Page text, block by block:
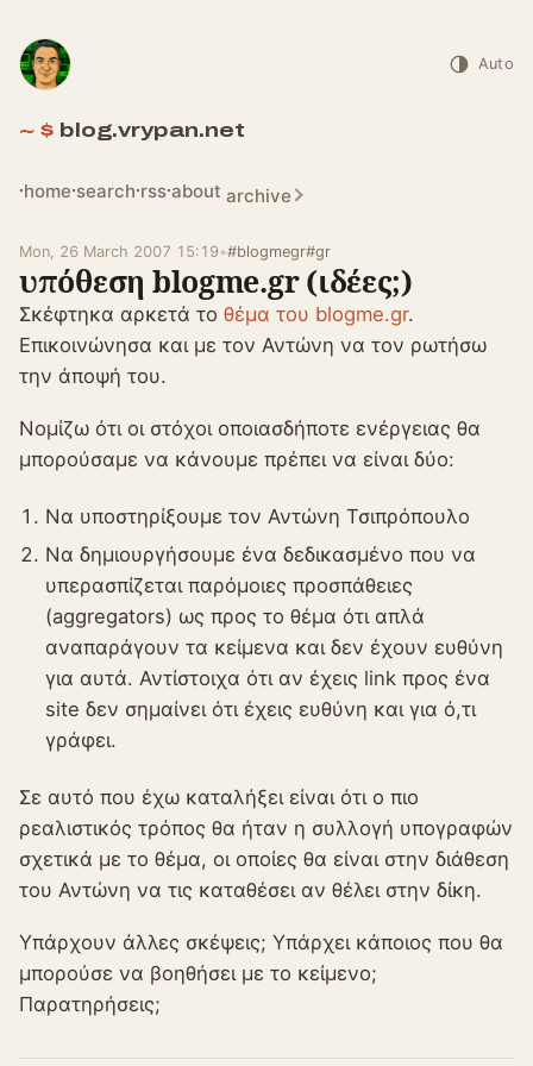
blog.vrypan.net
home search rss about archive
Auto
Mon, 26 March 2007 15:19•#blogmegr#gr
υπόθεση blogme.gr (ιδέες;)
Σκέφτηκα αρκετά το θέμα του blogme.gr.
Επικοινώνησα και με τον Αντώνη να τον ρωτήσω
την άποψή του.
Νομίζω ότι οι στόχοι οποιασδήποτε ενέργειας θα
μπορούσαμε να κάνουμε πρέπει να είναι δύο:
Να υποστηρίξουμε τον Αντώνη Τσιπρόπουλο
Να δημιουργήσουμε ένα δεδικασμένο που να
υπερασπίζεται παρόμοιες προσπάθειες
(aggregators) ως προς το θέμα ότι απλά
αναπαράγουν τα κείμενα και δεν έχουν ευθύνη
για αυτά. Αντίστοιχα ότι αν έχεις link προς ένα
site δεν σημαίνει ότι έχεις ευθύνη και για ό,τι
γράφει.
Σε αυτό που έχω καταλήξει είναι ότι ο πιο
ρεαλιστικός τρόπος θα ήταν η συλλογή υπογραφών
σχετικά με το θέμα, οι οποίες θα είναι στην διάθεση
του Αντώνη να τις καταθέσει αν θέλει στην δίκη.
Υπάρχουν άλλες σκέψεις; Υπάρχει κάποιος που θα
μπορούσε να βοηθήσει με το κείμενο;
Παρατηρήσεις;